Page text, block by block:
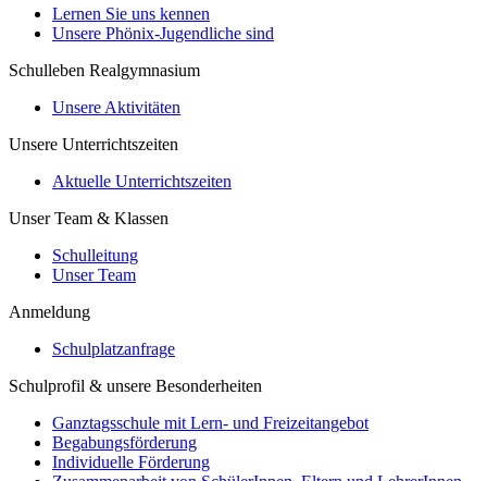
Lernen Sie uns kennen
Unsere Phönix-Jugendliche sind
Schulleben Realgymnasium
Unsere Aktivitäten
Unsere Unterrichtszeiten
Aktuelle Unterrichtszeiten
Unser Team & Klassen
Schulleitung
Unser Team
Anmeldung
Schulplatzanfrage
Schulprofil & unsere Besonderheiten
Ganztagsschule mit Lern- und Freizeitangebot
Begabungsförderung
Individuelle Förderung